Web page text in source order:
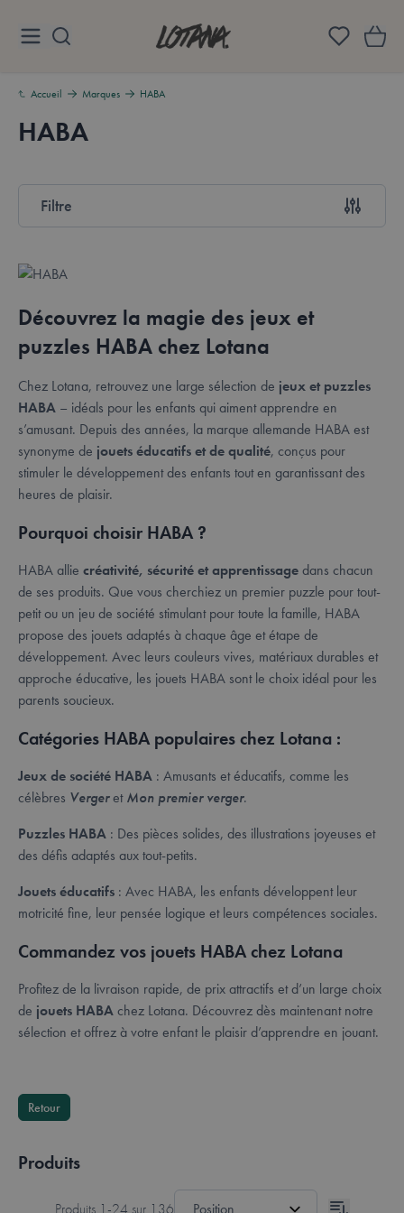
Lotana
Accueil Marques HABA
HABA
Filtre
Découvrez la magie des jeux et
puzzles HABA chez Lotana
Chez Lotana, retrouvez une large sélection de jeux et puzzles
HABA – idéals pour les enfants qui aiment apprendre en
s’amusant. Depuis des années, la marque allemande HABA est
synonyme de jouets éducatifs et de qualité, conçus pour
stimuler le développement des enfants tout en garantissant des
heures de plaisir.
Pourquoi choisir HABA ?
HABA allie créativité, sécurité et apprentissagedans chacun
de ses produits. Que vous cherchiez un premier puzzle pour tout-
petit ou un jeu de société stimulant pour toute la famille, HABA
propose des jouets adaptés à chaque âge et étape de
développement. Avec leurs couleurs vives, matériaux durables et
approche éducative, les jouets HABA sont le choix idéal pour les
parents soucieux.
Catégories HABA populaires chez Lotana :
Jeux de société HABA : Amusants et éducatifs, comme les
célèbres VergeretMon premier verger.
Puzzles HABA : Des pièces solides, des illustrations joyeuses et
des défis adaptés aux tout-petits.
Jouets éducatifs : Avec HABA, les enfants développent leur
motricité fine, leur pensée logique et leurs compétences sociales.
Commandez vos jouets HABA chez Lotana
Profitez de la livraison rapide, de prix attractifs et d’un large choix
de jouets HABAchez Lotana. Découvrez dès maintenant notre
sélection et offrez à votre enfant le plaisir d’apprendre en jouant.
Retour
Produits
Produits 1 -24 sur 136